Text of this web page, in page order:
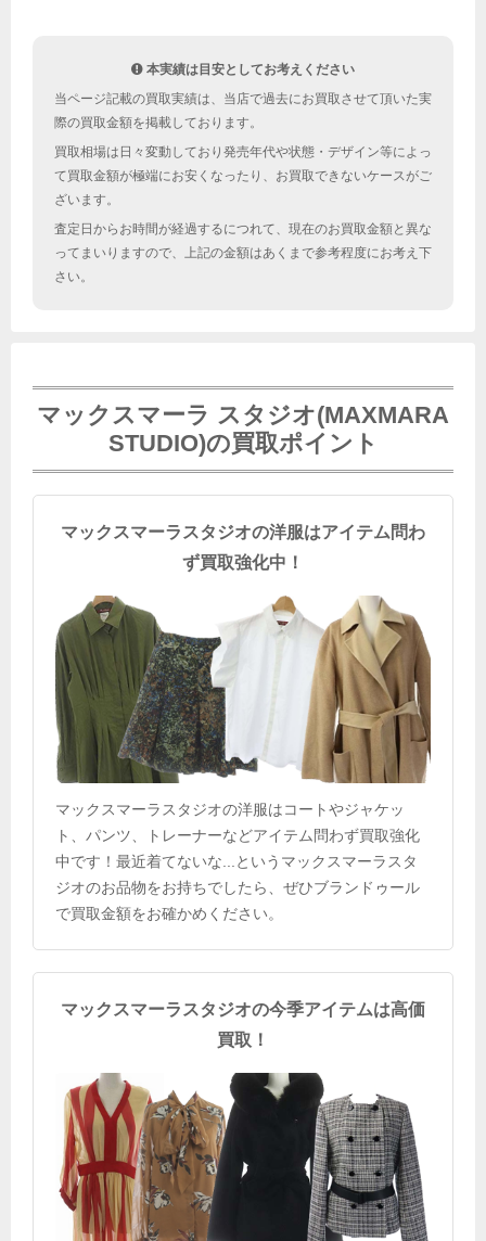
本実績は目安としてお考えください
当ページ記載の買取実績は、当店で過去にお買取させて頂いた実
際の買取金額を掲載しております。
買取相場は日々変動しており発売年代や状態・デザイン等によっ
て買取金額が極端にお安くなったり、お買取できないケースがご
ざいます。
査定日からお時間が経過するにつれて、現在のお買取金額と異な
ってまいりますので、上記の金額はあくまで参考程度にお考え下
さい。
マックスマーラ スタジオ(MAXMARA
STUDIO)の買取ポイント
マックスマーラスタジオの洋服はアイテム問わ
ず買取強化中！
マックスマーラスタジオの洋服はコートやジャケッ
ト、パンツ、トレーナーなどアイテム問わず買取強化
中です！最近着てないな...というマックスマーラスタ
ジオのお品物をお持ちでしたら、ぜひブランドゥール
で買取金額をお確かめください。
マックスマーラスタジオの今季アイテムは高価
買取！